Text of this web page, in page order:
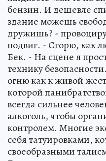
бензин. И дешевле
здание можешь
дружишь? -
подвиг. - Сгорю, как
Бек. - На сцене я
технику
огню как к живой
которой
всегда сильнее
алкоголь, чтобы
контролем. Многие
себя татуировками,
своеобразными